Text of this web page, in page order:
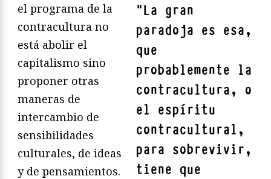
"La gran
paradoja es esa,
que
probablemente la
contracultura, o
el espíritu
contracultural,
para sobrevivir,
tiene que
el programa de la
contracultura no
está abolir el
capitalismo sino
proponer otras
maneras de
intercambio de
sensibilidades
culturales, de ideas
y de pensamientos.